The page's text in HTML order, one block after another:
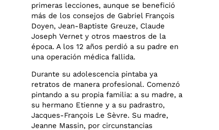
primeras lecciones, aunque se benefició
más de los consejos de Gabriel François
Doyen, Jean-Baptiste Greuze, Claude
Joseph Vernet y otros maestros de la
época. A los 12 años perdió a su padre en
una operación médica fallida.
Durante su adolescencia pintaba ya
retratos de manera profesional. Comenzó
pintando a su propia familia: a su madre, a
su hermano Etienne y a su padrastro,
Jacques-François Le Sèvre.​ Su madre,
Jeanne Massin, por circunstancias